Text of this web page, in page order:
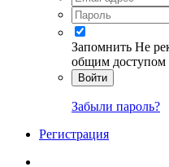
Запомнить Не
общим доступом
Войти
Забыли пароль?
Регистрация